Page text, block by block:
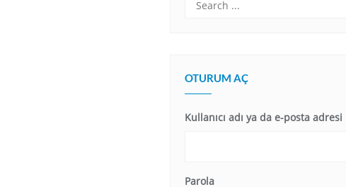
OTURUM AÇ
Kullanıcı adı ya da e-posta adresi
Parola